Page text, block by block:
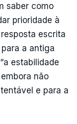
saber como
prioridade à
escrita
a antiga
estabilidade
não
e para a